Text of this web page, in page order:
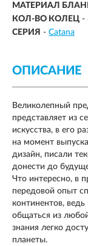
МАТЕРИАЛ
КОЛ-ВО КОЛЕЦ -
СЕРИЯ - Catana
ОПИСАНИЕ
Великолепный
представляет из
искусства, в его
на момент
дизайн, писали
донести до
Что интересно, в
передовой опыт
континентов,
общаться из
знания легко
планеты.